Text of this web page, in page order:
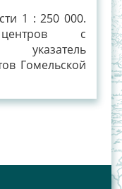
1 : 250 000.
с
указатель
Гомельской